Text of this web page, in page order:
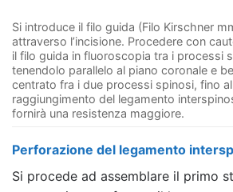
Si introduce il filo guida (Filo Kirschner
attraverso l’incisione. Procedere con
il filo guida in fluoroscopia tra i processi
tenendolo parallelo al piano coronale e
centrato fra i due processi spinosi, fino al
raggiungimento del legamento
fornirà una resistenza maggiore.
Perforazione del legamento
Si procede ad assemblare il primo